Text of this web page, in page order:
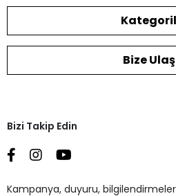
Bize
Bizi Takip Edin
Kampanya, duyuru,